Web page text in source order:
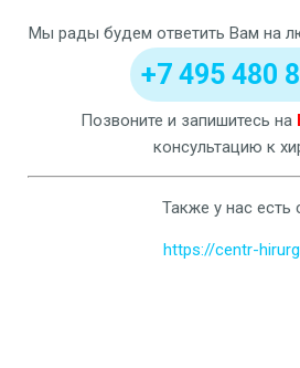
Мы рады будем ответить Вам на
+7 495 480
Позвоните и запишитесь на
консультацию к
Также у нас есть
https://centr-